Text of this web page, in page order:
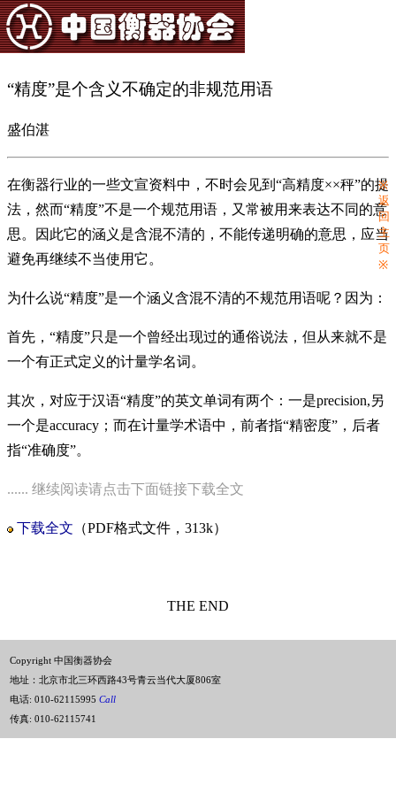
“精度”是个含义不确定的非规范用语
盛伯湛
在衡器行业的一些文宣资料中，不时会见到“高精度××秤”的提
法，然而“精度”不是一个规范用语，又常被用来表达不同的意
思。因此它的涵义是含混不清的，不能传递明确的意思，应当
避免再继续不当使用它。
为什么说“精度”是一个涵义含混不清的不规范用语呢？因为：
首先，“精度”只是一个曾经出现过的通俗说法，但从来就不是
一个有正式定义的计量学名词。
其次，对应于汉语“精度”的英文单词有两个：一是precision,另
一个是accuracy；而在计量学术语中，前者指“精密度”，后者
指“准确度”。
...... 继续阅读请点击下面链接下载全文
下载全文 （PDF格式文件，313k）
THE END
Copyright 中国衡器协会
地址：北京市北三环西路43号青云当代大厦806室
电话:010-62115995Call
传真: 010-62115741
※
返
回
主
页
※